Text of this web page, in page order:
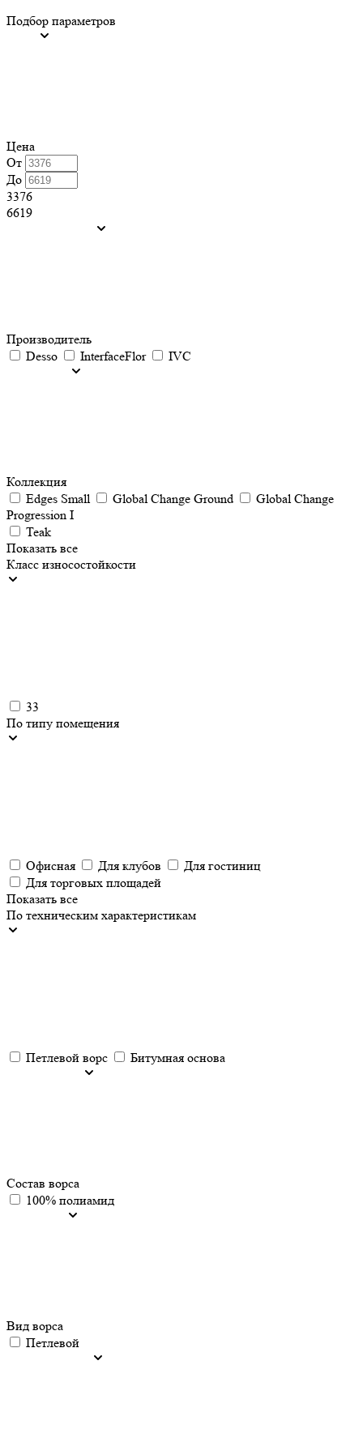
Подбор параметров
Цена
От
До
3376
6619
Производитель
Desso
InterfaceFlor IVC
Коллекция
Edges Small
Global Change Ground
Global Change
Progression I
Teak
Показать все
Класс износостойкости
33
По типу помещения
Офисная Для клубов
Для гостиниц
Для торговых площадей
Показать все
По техническим характеристикам
Петлевой ворс Битумная основа
Состав ворса
100% полиамид
Вид ворса
Петлевой